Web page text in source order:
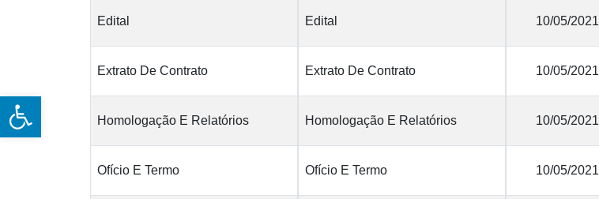
Open toolbar
Edital Edital 10/05/2021
Extrato De Contrato Extrato De Contrato 10/05/2021
Homologação E Relatórios Homologação E Relatórios 10/05/2021
Ofício E Termo Ofício E Termo 10/05/2021